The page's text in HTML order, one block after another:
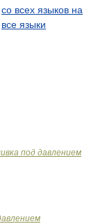
со всех языков на
все языки
под давлением